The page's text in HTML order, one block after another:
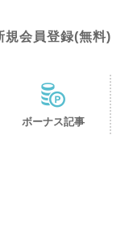
規会員登録(無料)
ボーナス記事